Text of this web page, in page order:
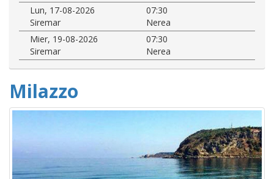
Lun, 17-08-2026
07:30
Siremar
Nerea
Mier, 19-08-2026
07:30
Siremar
Nerea
Milazzo